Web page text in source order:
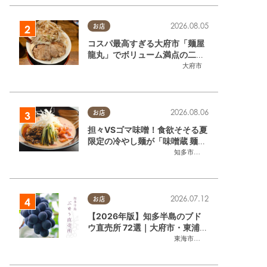
お店
大府市
2026.08.05
コスパ最高すぎる大府市「麺屋
龍丸」でボリューム満点の二郎
系ラーメンを堪能してきた
お店
知多市
,半田市
2026.08.06
担々VSゴマ味噌！食欲そそる夏
限定の冷やし麺が「味噌蔵 麺四
朗 半田店・知多店」で登場／ち
お店
東海市
,大府市
2026.07.12
【2026年版】知多半島のブド
ウ直売所 72選｜大府市・東浦町
ほかエリア別に一挙紹介